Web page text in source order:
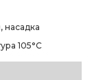
насадка
105°С